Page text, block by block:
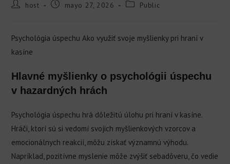
host mayo 27, 2026 Public
Psychológia úspechu Ako využiť svoje myšlienky pri hraní v
kasíne
Hlavné myšlienky o psychológii úspechu
v hazardných hrách
Psychológia úspechu hrá dôležitú úlohu pri hraní v kasíne.
Hráči, ktorí sú si vedomí svojich myšlienkových vzorcov a
emocionálnych reakcií, môžu získať významnú výhodu.
Napríklad, pozitívne myslenie môže zvýšiť sebadôveru, čo vedie